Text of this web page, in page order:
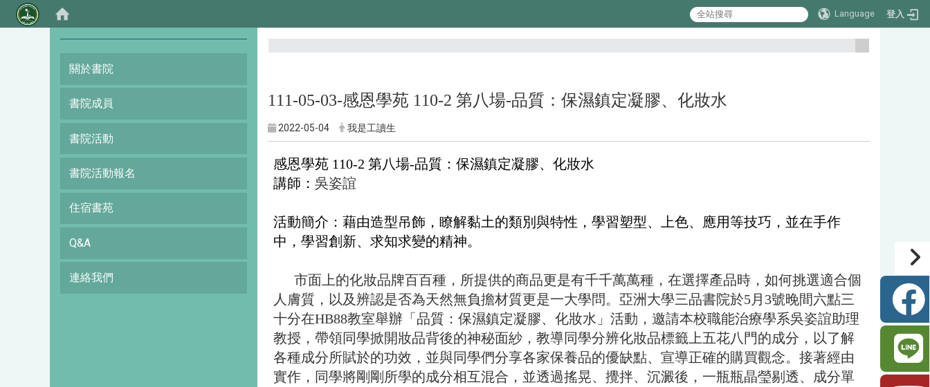
Language 登入
:::
關於書院
書院成員
書院活動
書院活動報名
住宿書苑
Q&A
連絡我們
111-05-03-感恩學苑 110-2 第八場-品質：保濕鎮定凝膠、化妝水
2022-05-04 我是工讀生
感恩學苑 110-2 第八場-品質：保濕鎮定凝膠、化妝水
講師： 吳姿誼
活動簡介： 藉由造型吊飾，瞭解黏土的類別與特性，學習塑型、上色、應用等技巧，並在手作
中，學習創新、求知求變的精神。
市面上的化妝品牌百百種，所提供的商品更是有千千萬萬種，在選擇產品時，如何挑選適合個
人膚質，以及辨認是否為天然無負擔材質更是一大學問。亞洲大學三品書院於5月3號晚間六點三
十分在HB88教室舉辦「品質：保濕鎮定凝膠、化妝水」活動，邀請本校職能治療學系吳姿誼助理
教授，帶領同學掀開妝品背後的神秘面紗，教導同學分辨化妝品標籤上五花八門的成分，以了解
各種成分所賦於的功效，並與同學們分享各家保養品的優缺點、宣導正確的購買觀念。接著經由
實作，同學將剛剛所學的成分相互混合，並透過搖晃、攪拌、沉澱後，一瓶瓶晶瑩剔透、成分單